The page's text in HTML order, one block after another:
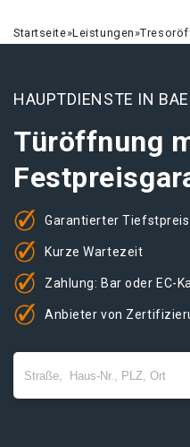
Startseite»Leistungen»
HAUPTDIENSTE IN
Türöffnung
Garantierter Tiefstpreis
Kurze Wartezeit
Zahlung: Bar oder EC-
Anbieter von